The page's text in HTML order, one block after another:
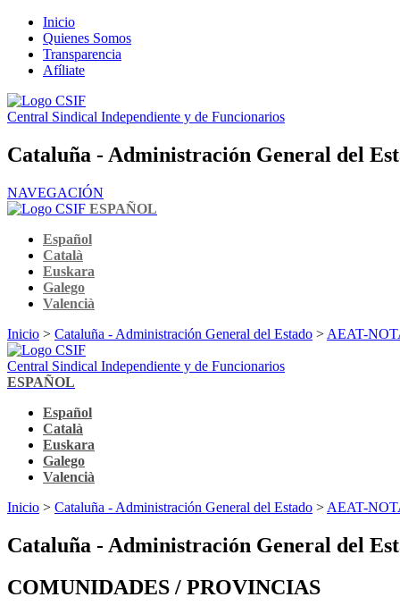
Inicio
Quienes Somos
Transparencia
Afíliate
Central Sindical Independiente y de Funcionarios
Cataluña - Administración General del
NAVEGACIÓN
ESPAÑOL
Español
Català
Euskara
Galego
Valencià
Inicio > Cataluña - Administración General del Estado > AEAT-
Central Sindical Independiente y de Funcionarios
ESPAÑOL
Español
Català
Euskara
Galego
Valencià
Inicio > Cataluña - Administración General del Estado > AEAT-
Cataluña - Administración General del
COMUNIDADES / PROVINCIAS